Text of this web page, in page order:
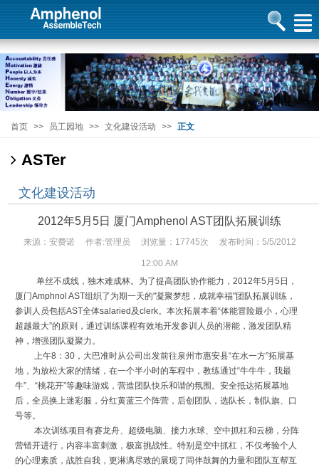
首页 >> 员工园地 >> 文化建设活动 >> 正文
ASTer
文化建设活动
2012年5月5日 厦门Amphenol AST团队拓展训练
来源：安费诺 作者:管理员 浏览量：17745次 发布时间：5/5/2012
12:00 AM
单丝不成线，独木难成林。为了提高团队协作能力，2012年5月5日，
厦门Amphnol AST组织了为期一天的"凝聚梦想，成就幸福"团队拓展训练，
参训人员包括AST全体salaried及clerk。本次拓展本着“体能冒险最小，心理
超越最大”的原则，通过训练课程有效地开发参训人员的潜能，激发团队精
神，增强团队凝聚力。
上午8：30，大巴准时从公司出发前往泉州市惠安县“在水一方”拓展基
地，为放松大家的情绪，在一个半小时的车程中，教练通过“牛牛牛，我最
牛”、“桃花开”等趣味游戏，营造团队快乐和谐的氛围。安全抵达拓展基地
后，全员换上迷彩服，分红黄蓝三个阵营，后创团队，选队长，制队旗、口
号等。
本次训练项目有赛龙舟、超级电脑、接力水球、空中抓杠和云梯，分阵
营错开进行，内容丰富刺激，极富挑战性。特别是空中抓杠，不仅考验个人
的心理素质，战胜自我，更淋漓尽致的展现了同伴鼓舞的力量和团队互帮互